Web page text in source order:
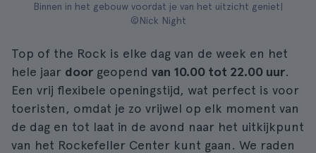
Binnen in het gebouw voordat je van het uitzicht geniet|
©Nick Night
Top of the Rock is elke dag van de week en het
hele jaar door geopend van 10.00 tot 22.00 uur.
Een vrij flexibele openingstijd, wat perfect is voor
toeristen, omdat je zo vrijwel op elk moment van
de dag en tot laat in de avond naar het uitkijkpunt
van het Rockefeller Center kunt gaan. We raden